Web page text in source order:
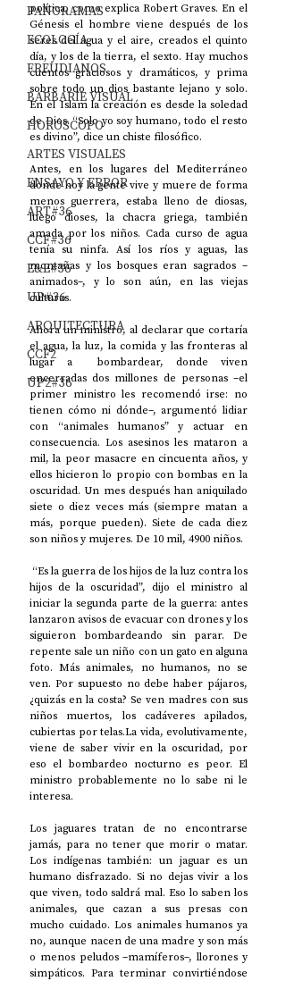
PANORAMAS
ECOLOGÍA
FREUDIANOS
BARBARIE VISUAL
HORÓSCOPO
ARTES VISUALES
ENSAYO Y ERROR
ART#36
CCF#36
E&E#36
UP#36
ARQUITECTURA
CCF2
UP2#36
política, como explica Robert Graves. En el
Génesis el hombre viene después de los
seres del agua y el aire, creados el quinto
día, y los de la tierra, el sexto. Hay muchos
cuentos graciosos y dramáticos, y prima
sobre todo un dios bastante lejano y solo.
En el Islam la creación es desde la soledad
de Dios. “Solo yo soy humano, todo el resto
es divino”, dice un chiste filosófico.
Antes, en los lugares del Mediterráneo
donde hoy la gente vive y muere de forma
menos guerrera, estaba lleno de diosas,
luego dioses, la chacra griega, también
amada por los niños. Cada curso de agua
tenía su ninfa. Así los ríos y aguas, las
montañas y los bosques eran sagrados –
animados–, y lo son aún, en las viejas
culturas.
Ahora un ministro, al declarar que cortaría
el agua, la luz, la comida y las fronteras al
lugar a  bombardear, donde viven
encerradas dos millones de personas –el
primer ministro les recomendó irse: no
tienen cómo ni dónde–, argumentó lidiar
con “animales humanos” y actuar en
consecuencia. Los asesinos les mataron a
mil, la peor masacre en cincuenta años, y
ellos hicieron lo propio con bombas en la
oscuridad. Un mes después han aniquilado
siete o diez veces más (siempre matan a
más, porque pueden). Siete de cada diez
son niños y mujeres. De 10 mil, 4900 niños.
hijos de la oscuridad”, dijo el ministro al
iniciar la segunda parte de la guerra: antes
lanzaron avisos de evacuar con drones y los
siguieron bombardeando sin parar. De
repente sale un niño con un gato en alguna
foto. Más animales, no humanos, no se
ven. Por supuesto no debe haber pájaros,
¿quizás en la costa? Se ven madres con sus
niños muertos, los cadáveres apilados,
cubiertas por telas.La vida, evolutivamente,
viene de saber vivir en la oscuridad, por
eso el bombardeo nocturno es peor. El
ministro probablemente no lo sabe ni le
interesa.
Los jaguares tratan de no encontrarse
jamás, para no tener que morir o matar.
Los indígenas también: un jaguar es un
humano disfrazado. Si no dejas vivir a los
que viven, todo saldrá mal. Eso lo saben los
animales, que cazan a sus presas con
mucho cuidado. Los animales humanos ya
no, aunque nacen de una madre y son más
o menos peludos –mamíferos–, llorones y
simpáticos. Para terminar convirtiéndose